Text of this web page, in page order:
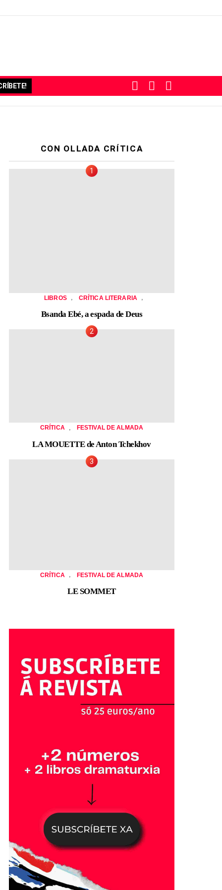
SWITCH
SKIN
BUSCAR
CON OLLADA CRÍTICA
LIBROS , CRÍTICA LITERARIA ,
Bsanda Ebé, a espada de Deus
CRÍTICA FESTIVAL DE ALMADA
LA MOUETTE de Anton Tchekhov
CRÍTICA FESTIVAL DE ALMADA
LE SOMMET